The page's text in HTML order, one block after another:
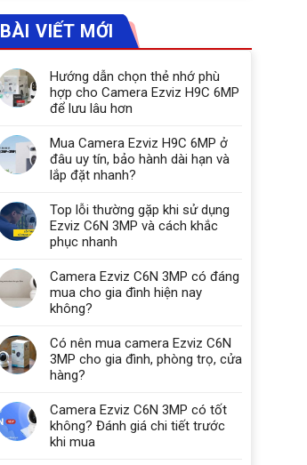
BÀI VIẾT MỚI
Hướng dẫn chọn thẻ nhớ phù
hợp cho Camera Ezviz H9C 6MP
để lưu lâu hơn
Mua Camera Ezviz H9C 6MP ở
đâu uy tín, bảo hành dài hạn và
lắp đặt nhanh?
Top lỗi thường gặp khi sử dụng
Ezviz C6N 3MP và cách khắc
phục nhanh
Camera Ezviz C6N 3MP có đáng
mua cho gia đình hiện nay
không?
Có nên mua camera Ezviz C6N
3MP cho gia đình, phòng trọ, cửa
hàng?
Camera Ezviz C6N 3MP có tốt
không? Đánh giá chi tiết trước
khi mua